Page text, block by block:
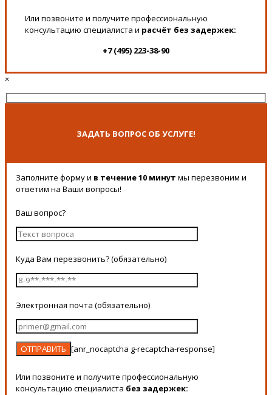
Или позвоните и получите профессиональную
консультацию специалиста и расчёт без задержек:
+7 (495) 223-38-90
×
ЗАДАТЬ ВОПРОС ОБ УСЛУГЕ!
Заполните форму и в течение 10 минут мы перезвоним и
ответим на Ваши вопросы!
Ваш вопрос?
Куда Вам перезвонить? (обязательно)
Электронная почта (обязательно)
[anr_nocaptcha g-recaptcha-response]
Или позвоните и получите профессиональную
консультацию специалиста без задержек: